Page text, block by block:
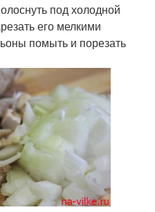
под холодной
его мелкими
помыть и порезать